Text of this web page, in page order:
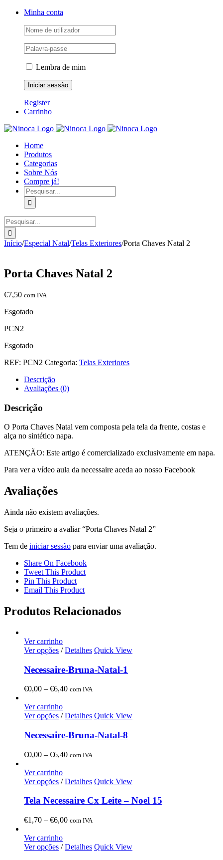
Skip
Facebook
Instagram
YouTubeMinha conta
Lembra de mim
Register
Carrinho
Home
Produtos
Categorias
Sobre Nós
Compre já!
Pesquisar
Pesquisar
Início/Especial Natal/Telas Exteriores/Porta Chaves Natal 2
Porta Chaves Natal 2
€7,50 com IVA
Esgotado
PCN2
Esgotado
REF: PCN2 Categoria: Telas Exteriores
Descrição
Avaliações (0)
Descrição
O Porta Chaves Natal vem composta pela tela da frente, costas e
alça no sintético napa.
ATENÇÃO: Este artigo é comercializado exclusivamente em napa.
Para ver a vídeo aula da necessaire aceda ao nosso Facebook
Avaliações
Ainda não existem avaliações.
Seja o primeiro a avaliar “Porta Chaves Natal 2”
Tem de iniciar sessão para enviar uma avaliação.
Share On Facebook
Tweet This Product
Pin This Product
Email This Product
Produtos Relacionados
Ver carrinho
Ver opções / Detalhes Quick View
Necessaire-Bruna-Natal-1
€0,00 – €6,40Price
through
com IVA
Ver carrinho
Ver opções / Detalhes Quick View
Necessaire-Bruna-Natal-8
€0,00 – €6,40Price
through
com IVA
Ver carrinho
Ver opções / Detalhes Quick View
Tela Necessaire Cx Leite – Noel 15
€1,70 – €6,00Price
through
com IVA
Ver carrinho
Ver opções / Detalhes Quick View